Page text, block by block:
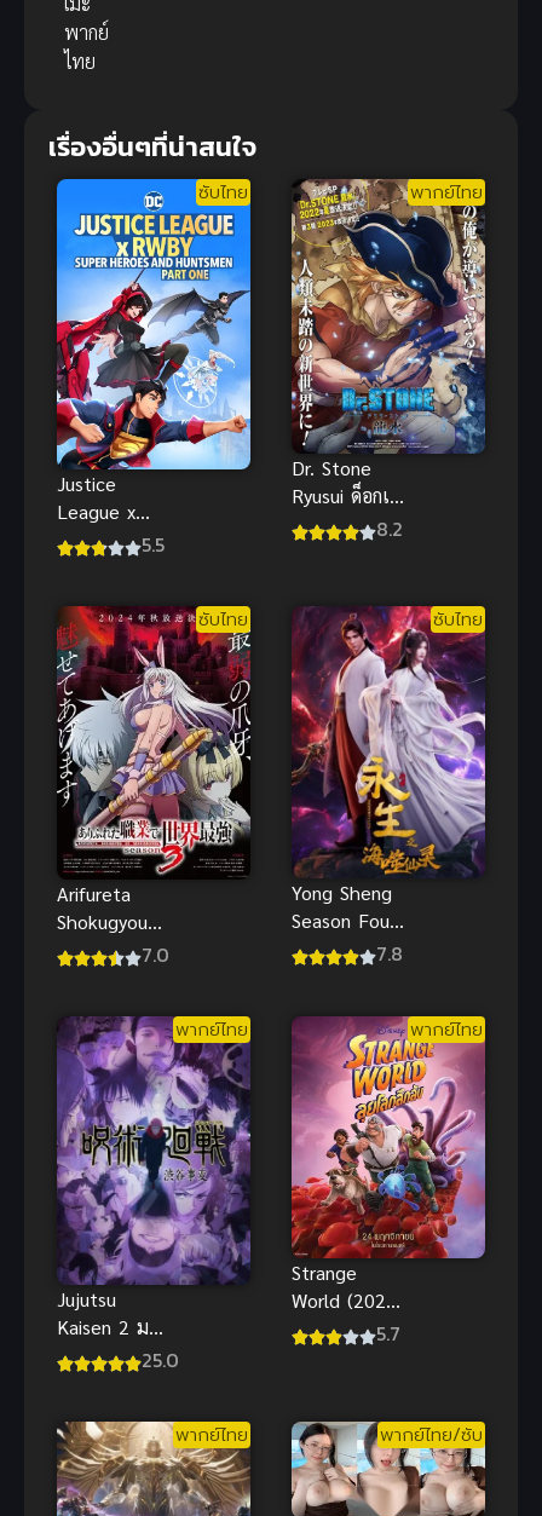
พากย์
ไทย
เรื่องอื่นๆที่น่าสนใจ
ซับไทย
Justice
League x
RWBY 1 ซับ
ฮีโร่สุดมันส์น่า
ดู
5.5
พากย์ไทย
Dr. Stone
Ryusui ด็อกเต
อร์สโตน (ภาค
8.2
ซับไทย
Arifureta
Shokugyou
de Sekai
อาชีพกระจอก
แล้วทำไม ยัง
ไงข้าก็เทพ
ภาค 3
7.0
ซับไทย
Yong Sheng
Season Four
นิรันดร์กาล
มันส์
7.8
พากย์ไทย
Jujutsu
Kaisen 2 มหา
เวทย์ผนึกมาร25.0
พากย์ไทย
Strange
World (2022)
ลุยโลกลึกลับ5.7
พากย์ไทย พากย์ไทย/ซับ